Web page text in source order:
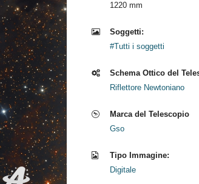
1220 mm
Soggetti:
#Tutti i soggetti
Schema Ottico del
Riflettore Newtoniano
Marca del Telescopio
Gso
Tipo Immagine:
Digitale